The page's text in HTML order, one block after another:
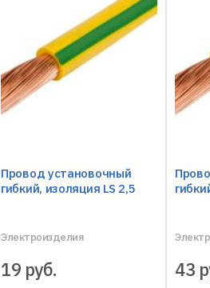
Провод установочный
гибкий, изоляция LS 2,5
Электроизделия
19 руб. 43